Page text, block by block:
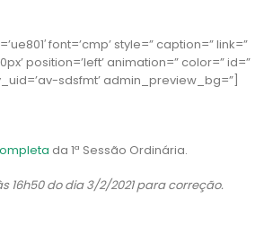
font=’cmp’ style=” caption=” link=”
position=’left’ animation=” color=” id=”
sdsfmt’ admin_preview_bg=”]
da 1ª Sessão Ordinária.
16h50 do dia 3/2/2021 para correção.